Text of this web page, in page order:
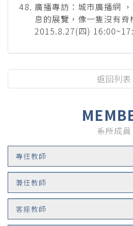
系所成員
專任教師
兼任教師
客座教師
廣播專訪：城市廣播網
息的展覽，像一隻沒有脊
2015.8.27(四)
返回列表